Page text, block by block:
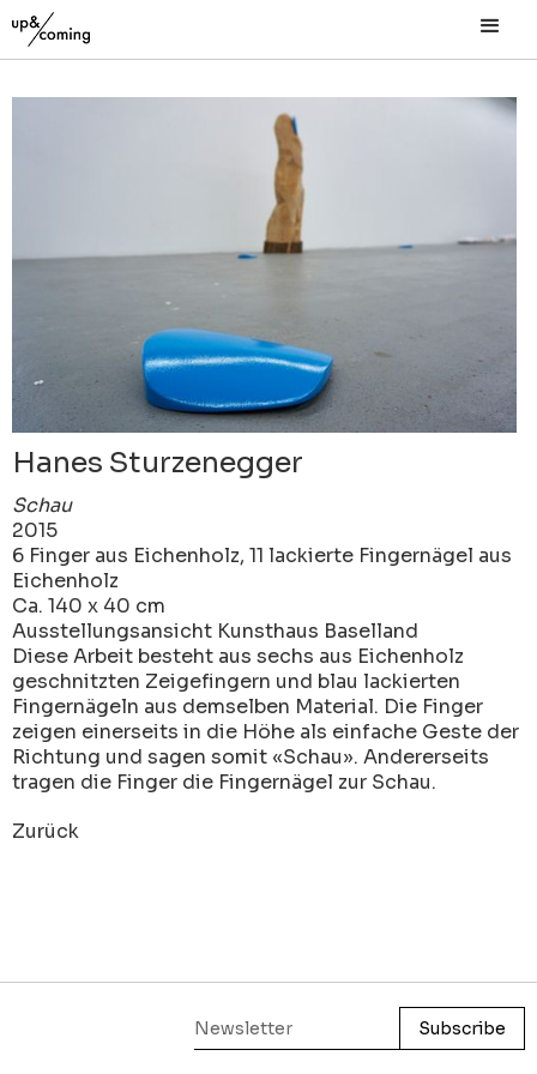
Hanes Sturzenegger
Schau
2015
6 Finger aus Eichenholz, 11 lackierte Fingernägel aus
Eichenholz
Ca. 140 x 40 cm
Ausstellungsansicht Kunsthaus Baselland
Diese Arbeit besteht aus sechs aus Eichenholz
geschnitzten Zeigefingern und blau lackierten
Fingernägeln aus demselben Material. Die Finger
zeigen einerseits in die Höhe als einfache Geste der
Richtung und sagen somit «Schau». Andererseits
tragen die Finger die Fingernägel zur Schau.
Zurück